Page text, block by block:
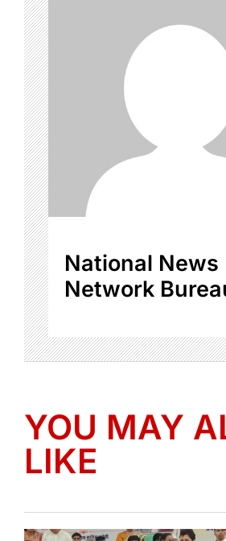
National News
Network
YOU MAY
LIKE